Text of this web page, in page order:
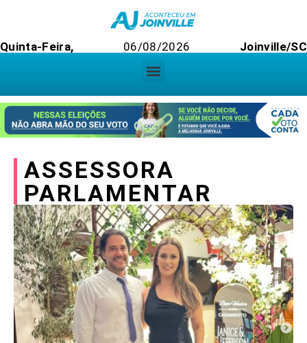
Quinta-Feira, 06/08/2026 Joinville/SC
ASSESSORA
PARLAMENTAR